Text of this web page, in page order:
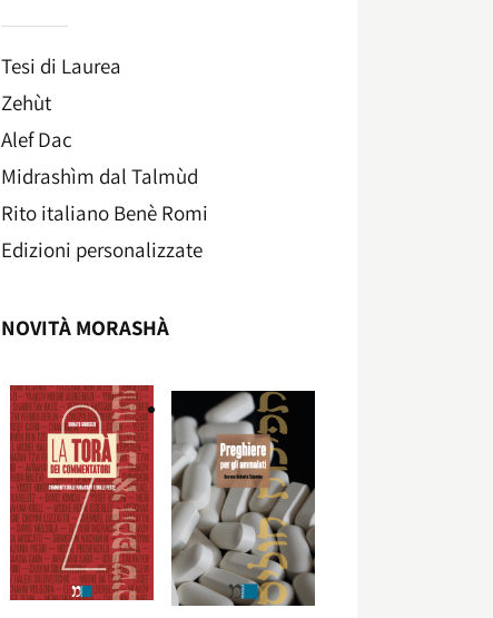
Tesi di Laurea
Zehùt
Alef Dac
Midrashìm dal Talmùd
Rito italiano Benè Romi​
Edizioni personalizzate
NOVITÀ MORASHÀ